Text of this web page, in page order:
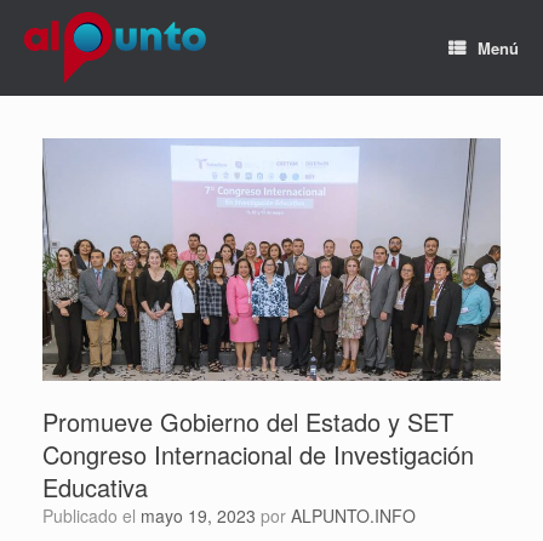
Menú
Promueve Gobierno del Estado y SET
Congreso Internacional de Investigación
Educativa
Publicado el mayo 19, 2023 por ALPUNTO.INFO